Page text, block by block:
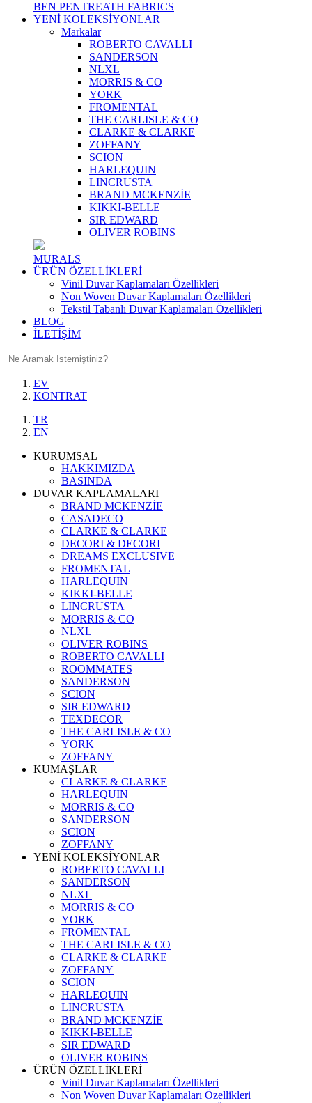
BEN PENTREATH FABRICS
YENİ KOLEKSİYONLAR
Markalar
ROBERTO CAVALLI
SANDERSON
NLXL
MORRIS & CO
YORK
FROMENTAL
THE CARLISLE & CO
CLARKE & CLARKE
ZOFFANY
SCION
HARLEQUIN
LINCRUSTA
BRAND MCKENZİE
KIKKI-BELLE
SIR EDWARD
OLIVER ROBINS
MURALS
ÜRÜN ÖZELLİKLERİ
Vinil Duvar Kaplamaları Özellikleri
Non Woven Duvar Kaplamaları Özellikleri
Tekstil Tabanlı Duvar Kaplamaları Özellikleri
BLOG
İLETİŞİM
EV
KONTRAT
TR
EN
KURUMSAL
HAKKIMIZDA
BASINDA
DUVAR KAPLAMALARI
BRAND MCKENZİE
CASADECO
CLARKE & CLARKE
DECORI & DECORI
DREAMS EXCLUSIVE
FROMENTAL
HARLEQUIN
KIKKI-BELLE
LINCRUSTA
MORRIS & CO
NLXL
OLIVER ROBINS
ROBERTO CAVALLI
ROOMMATES
SANDERSON
SCION
SIR EDWARD
TEXDECOR
THE CARLISLE & CO
YORK
ZOFFANY
KUMAŞLAR
CLARKE & CLARKE
HARLEQUIN
MORRIS & CO
SANDERSON
SCION
ZOFFANY
YENİ KOLEKSİYONLAR
ROBERTO CAVALLI
SANDERSON
NLXL
MORRIS & CO
YORK
FROMENTAL
THE CARLISLE & CO
CLARKE & CLARKE
ZOFFANY
SCION
HARLEQUIN
LINCRUSTA
BRAND MCKENZİE
KIKKI-BELLE
SIR EDWARD
OLIVER ROBINS
ÜRÜN ÖZELLİKLERİ
Vinil Duvar Kaplamaları Özellikleri
Non Woven Duvar Kaplamaları Özellikleri